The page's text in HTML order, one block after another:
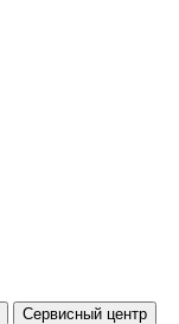
Сервисный центр